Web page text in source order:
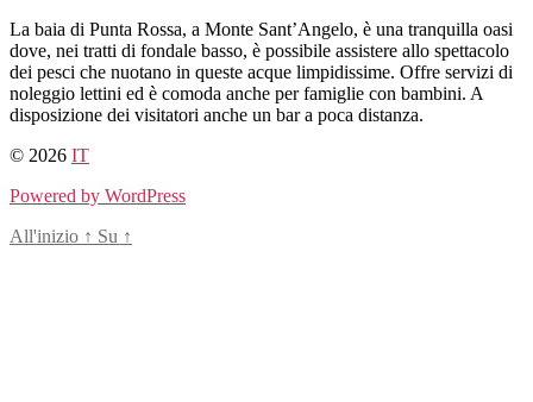
Salta
al
contenuto
La baia di Punta Rossa, a Monte Sant’Angelo, è una tranquilla oasi
dove, nei tratti di fondale basso, è possibile assistere allo spettacolo
dei pesci che nuotano in queste acque limpidissime. Offre servizi di
noleggio lettini ed è comoda anche per famiglie con bambini. A
disposizione dei visitatori anche un bar a poca distanza.
© 2026 IT
Powered by WordPress
All'inizio ↑ Su ↑